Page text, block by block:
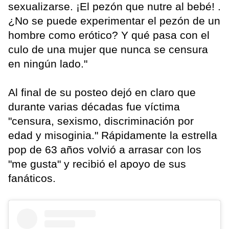
sexualizarse. ¡El pezón que nutre al bebé! .
¿No se puede experimentar el pezón de un
hombre como erótico? Y qué pasa con el
culo de una mujer que nunca se censura
en ningún lado."
Al final de su posteo dejó en claro que
durante varias décadas fue víctima
"censura, sexismo, discriminación por
edad y misoginia." Rápidamente la estrella
pop de 63 años volvió a arrasar con los
"me gusta" y recibió el apoyo de sus
fanáticos.